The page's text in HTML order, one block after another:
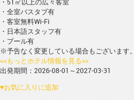
・51㎡以上の広々客室
・全室バスタブ有
・客室無料Wi-Fi
・日本語スタッフ有
・プール有
※予告なく変更している場合もございます。
<<もっとホテル情報を見る>>
出発期間：2026-08-01～2027-03-31
♥お気に入りに追加